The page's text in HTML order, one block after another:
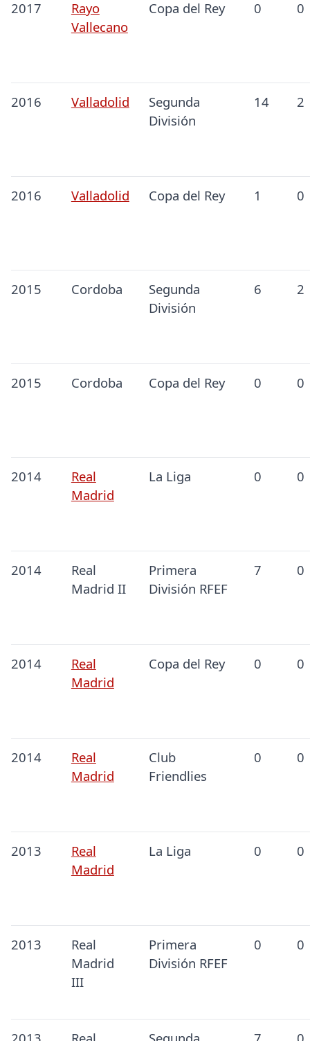
2017
Rayo
Vallecano
Copa del Rey 0 0
2016 Valladolid
Segunda
División
14 2
2016 Valladolid Copa del Rey 1 0
2015 Cordoba
Segunda
División
6 2
2015 Cordoba Copa del Rey 0 0
2014
Real
Madrid
La Liga 0 0
2014
Real
Madrid II
Primera
División RFEF
7 0
2014
Real
Madrid
Copa del Rey 0 0
2014
Real
Madrid
Club
Friendlies
0 0
2013
Real
Madrid
La Liga 0 0
2013
Real
Madrid
III
Primera
División RFEF
0 0